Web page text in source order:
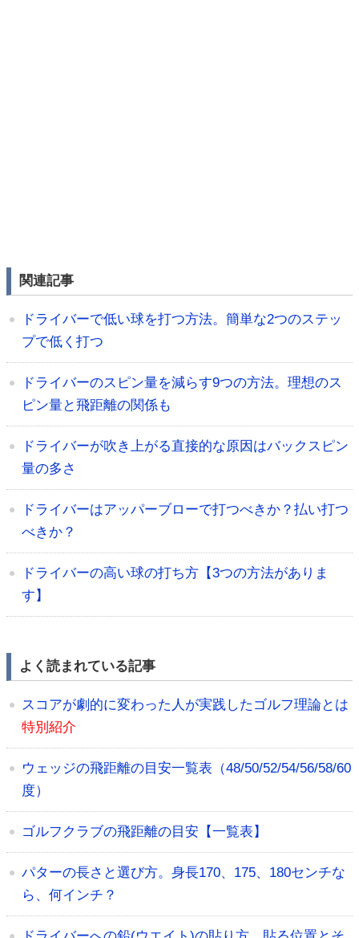
関連記事
ドライバーで低い球を打つ方法。簡単な2つのステッ
プで低く打つ
ドライバーのスピン量を減らす9つの方法。理想のス
ピン量と飛距離の関係も
ドライバーが吹き上がる直接的な原因はバックスピン
量の多さ
ドライバーはアッパーブローで打つべきか？払い打つ
べきか？
ドライバーの高い球の打ち方【3つの方法がありま
す】
よく読まれている記事
スコアが劇的に変わった人が実践したゴルフ理論とは
特別紹介
ウェッジの飛距離の目安一覧表（48/50/52/54/56/58/60
度）
ゴルフクラブの飛距離の目安【一覧表】
パターの長さと選び方。身長170、175、180センチな
ら、何インチ？